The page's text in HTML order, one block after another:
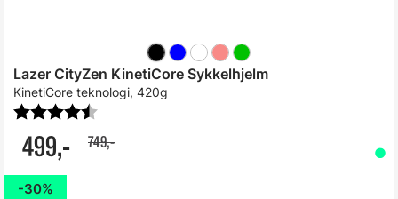
Lazer CityZen KinetiCore Sykkelhjelm
KinetiCore teknologi, 420g
499,- 749,-
Karakter:
30%